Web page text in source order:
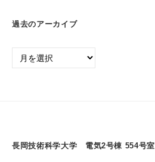
過去のアーカイブ
過
ブ
長岡技術科学大学 電気2号棟 554号室